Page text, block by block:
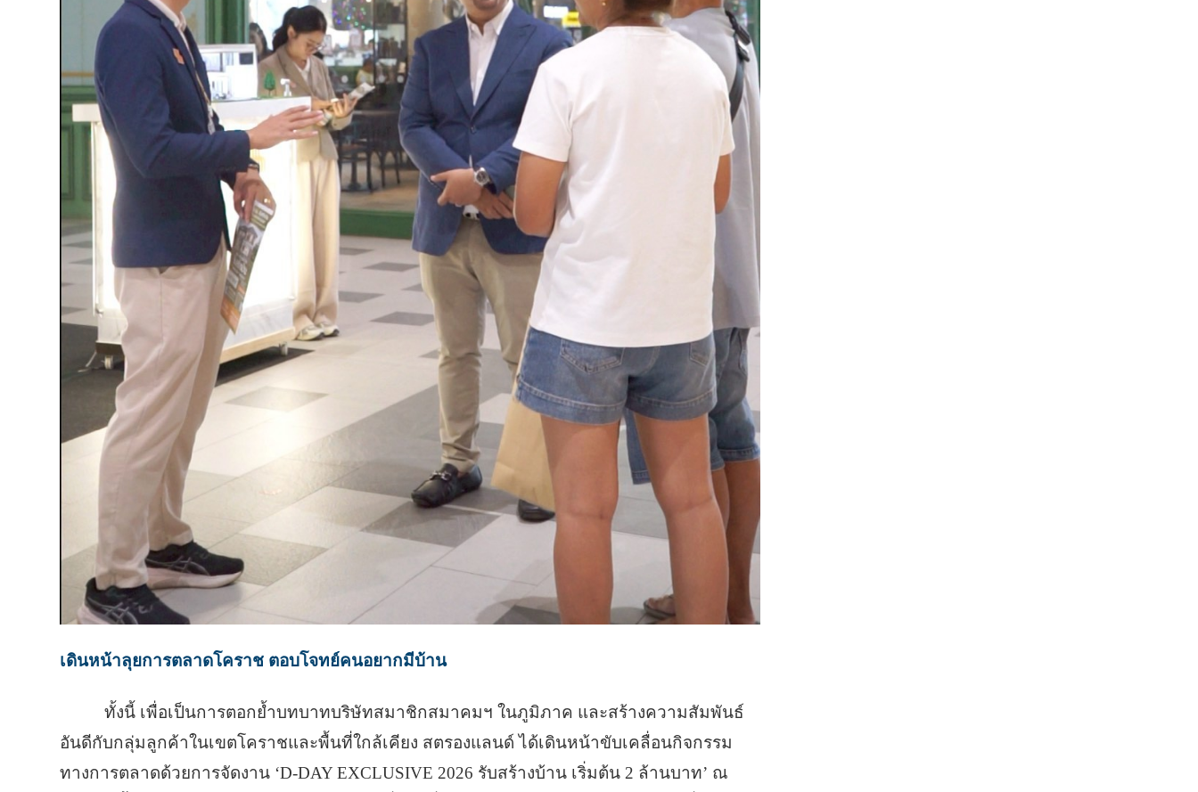
เดินหน้าลุยการตลาดโคราช ตอบโจทย์คนอยากมีบ้าน
ทั้งนี้ เพื่อเป็นการตอกย้ำบทบาทบริษัทสมาชิกสมาคมฯ ในภูมิภาค และสร้างความสัมพันธ์
อันดีกับกลุ่มลูกค้าในเขตโคราชและพื้นที่ใกล้เคียง สตรองแลนด์ ได้เดินหน้าขับเคลื่อนกิจกรรม
ทางการตลาดด้วยการจัดงาน ‘D-DAY EXCLUSIVE 2026 รับสร้างบ้าน เริ่มต้น 2 ล้านบาท’ ณ